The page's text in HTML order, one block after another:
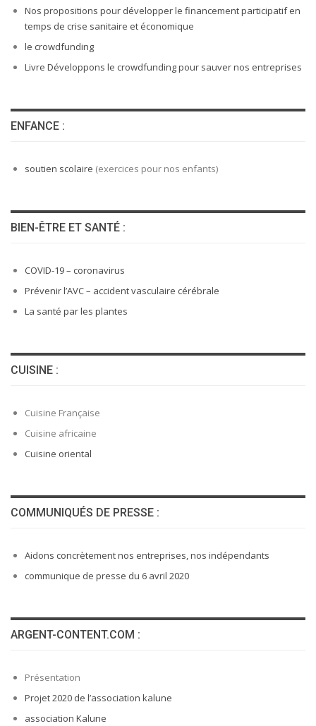
Nos propositions pour développer le financement participatif en
temps de crise sanitaire et économique
le crowdfunding
Livre Développons le crowdfunding pour sauver nos entreprises
ENFANCE :
soutien scolaire (exercices pour nos enfants)
BIEN-ÊTRE ET SANTÉ :
COVID-19 – coronavirus
Prévenir l’AVC – accident vasculaire cérébrale
La santé par les plantes
CUISINE :
Cuisine Française
Cuisine africaine
Cuisine oriental
COMMUNIQUÉS DE PRESSE :
Aidons concrètement nos entreprises, nos indépendants
communique de presse du 6 avril 2020
ARGENT-CONTENT.COM :
Présentation
Projet 2020 de l’association kalune
association Kalune